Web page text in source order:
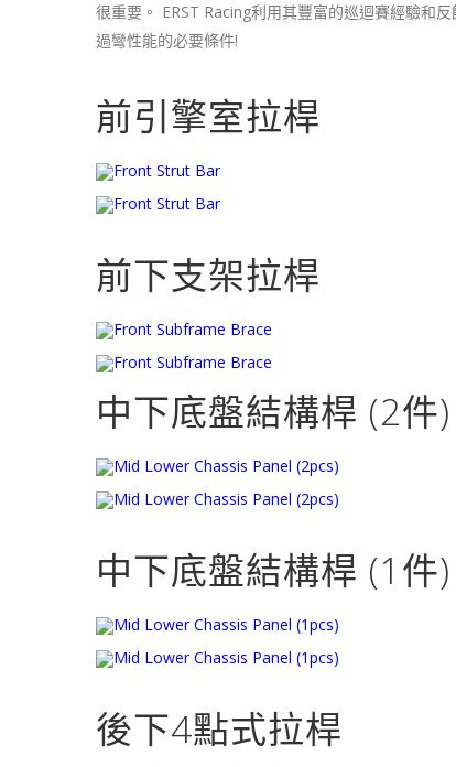
很重要。 ERST Racing利用其豐富的巡迴賽經驗和
過彎性能的必要條件!
前引擎室拉桿
前下支架拉桿
中下底盤結構桿 (2件
中下底盤結構桿 (1件
後下4點式拉桿